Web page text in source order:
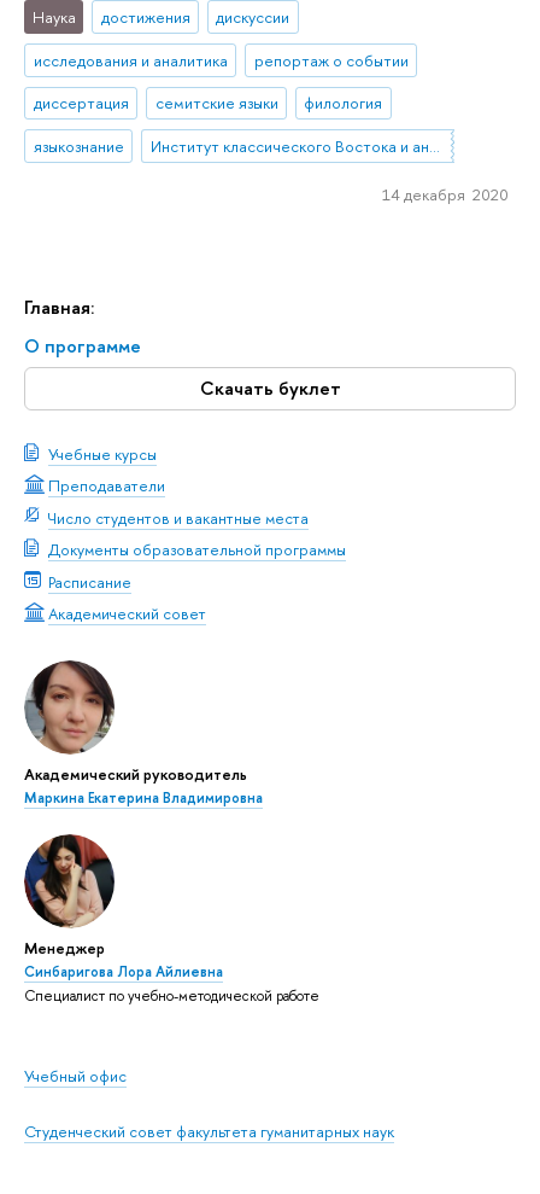
Главная:
О программе
Скачать буклет
Учебные курсы
Преподаватели
Число студентов и вакантные места
Документы образовательной программы
Расписание
Академический совет
Академический руководитель
Маркина Екатерина Владимировна
Менеджер
Синбаригова Лора Айлиевна
Специалист по учебно-методической работе
Учебный офис
Студенческий совет факультета гуманитарных наук
Наука достижения
дискуссии
исследования и аналитика
репортаж о событии
диссертация
семитские языки
филология
языкознание
Институт классического Востока и античности
14 декабря 2020